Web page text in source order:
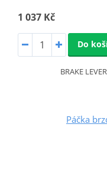
1 037 Kč
Do
BRAKE
Páčka